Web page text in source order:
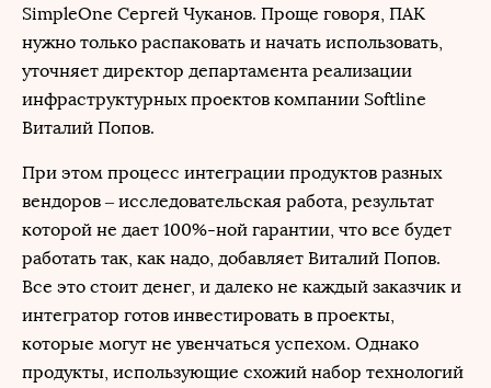
SimpleOne Сергей Чуканов. Проще говоря, ПАК
нужно только распаковать и начать использовать,
уточняет директор департамента реализации
инфраструктурных проектов компании Softline
Виталий Попов.
При этом процесс интеграции продуктов разных
вендоров – исследовательская работа, результат
которой не дает 100%-ной гарантии, что все будет
работать так, как надо, добавляет Виталий Попов.
Все это стоит денег, и далеко не каждый заказчик и
интегратор готов инвестировать в проекты,
которые могут не увенчаться успехом. Однако
продукты, использующие схожий набор технологий